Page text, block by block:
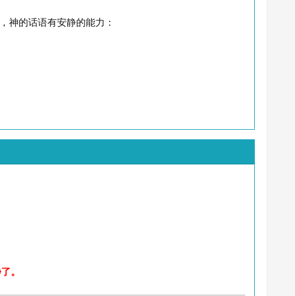
神的话语有安静的能力：
。